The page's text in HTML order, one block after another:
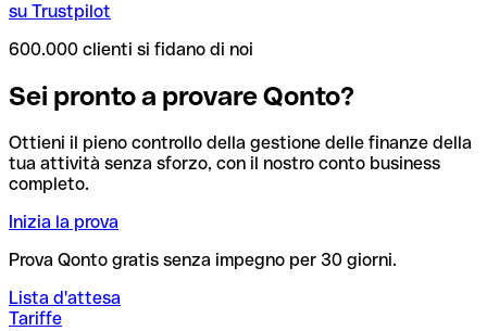
su Trustpilot
600.000 clienti si fidano di noi
Sei pronto a provare Qonto?
Ottieni il pieno controllo della gestione delle finanze della
tua attività senza sforzo, con il nostro conto business
completo.
Inizia la prova
Prova Qonto gratis senza impegno per 30 giorni.
Lista d'attesa
Tariffe